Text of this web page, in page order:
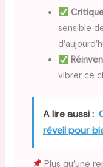
sensible
vibrer ce
A lire aussi :
réveil pour
Plus qu’une